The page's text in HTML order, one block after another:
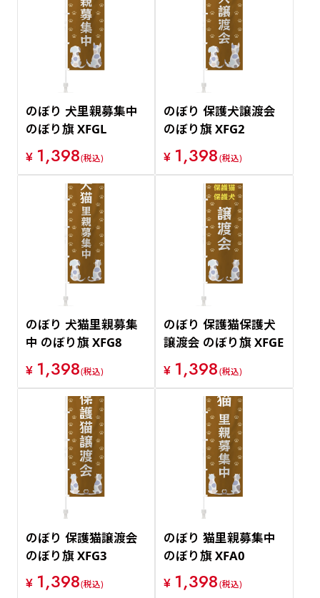
のぼり 犬里親募集中
のぼり旗 XFGL
¥ 1,398(税込)
のぼり 保護犬譲渡会
のぼり旗 XFG2
¥ 1,398(税込)
のぼり 犬猫里親募集
中 のぼり旗 XFG8
¥ 1,398(税込)
のぼり 保護猫保護犬
譲渡会 のぼり旗 XFGE
¥ 1,398(税込)
のぼり 保護猫譲渡会
のぼり旗 XFG3
¥ 1,398(税込)
のぼり 猫里親募集中
のぼり旗 XFA0
¥ 1,398(税込)